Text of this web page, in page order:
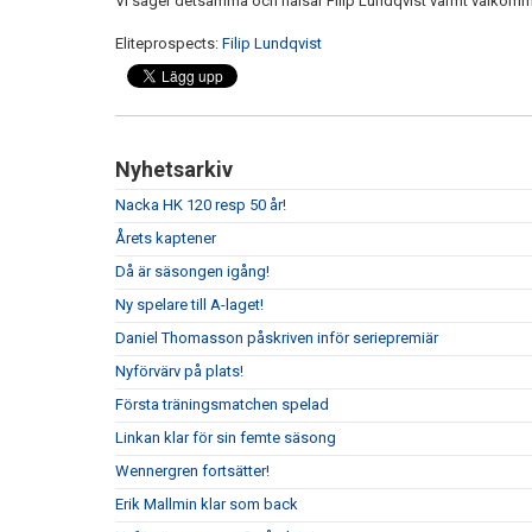
Eliteprospects: Filip Lundqvist
Nyhetsarkiv
Nacka HK 120 resp 50 år!
Årets kaptener
Då är säsongen igång!
Ny spelare till A-laget!
Daniel Thomasson påskriven inför seriepremiär
Nyförvärv på plats!
Första träningsmatchen spelad
Linkan klar för sin femte säsong
Wennergren fortsätter!
Erik Mallmin klar som back